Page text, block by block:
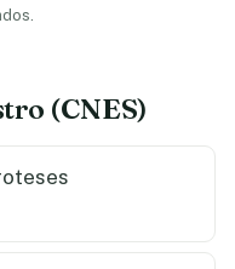
(CNES)